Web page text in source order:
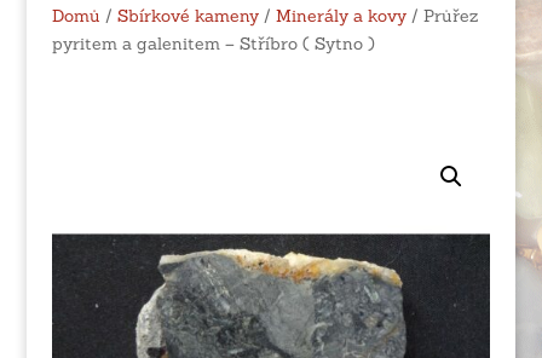
Domů / Sbírkové kameny/ Minerály a kovy/ Průřez
pyritem a galenitem – Stříbro ( Sytno )